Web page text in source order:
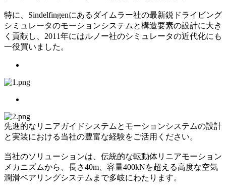
特に、Sindelfingenにあるダイムラー社の最新鋭ドライビング
シミュレータのモーションシステムと構造要素の設計に大き
く貢献し、2011年にはルノー社のシミュレータの近代化にも
一役買いました。
先進的なリニアガイドシステムとモーションシステムの設計
と実装における当社の豊富な経験をご活用ください。
当社のソリューションは、伝統的な転動体リニアモーション
メカニズムから、長さ40m、容量400kNを超える高度な空気
潤滑ベアリングシステムまで多岐にわたります。